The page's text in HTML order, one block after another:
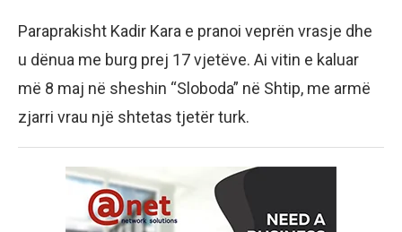
Paraprakisht Kadir Kara e pranoi veprën vrasje dhe
u dënua me burg prej 17 vjetëve. Ai vitin e kaluar
më 8 maj në sheshin “Sloboda” në Shtip, me armë
zjarri vrau një shtetas tjetër turk.